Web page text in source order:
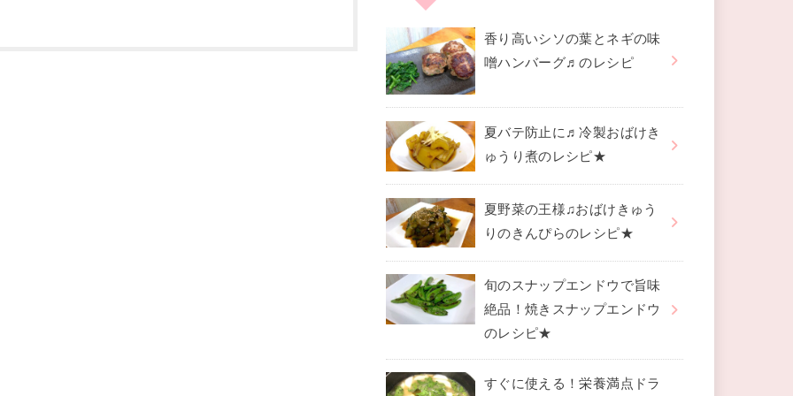
香り高いシソの葉とネギの味
噌ハンバーグ♬のレシピ
夏バテ防止に♬冷製おばけき
ゅうり煮のレシピ★
夏野菜の王様♫おばけきゅう
りのきんぴらのレシピ★
旬のスナップエンドウで旨味
絶品！焼きスナップエンドウ
のレシピ★
すぐに使える！栄養満点ドラ